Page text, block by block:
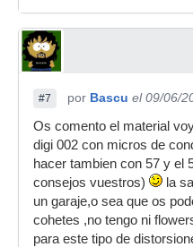
#7 por Bascu el 09/06/
Os comento el material
digi 002 con micros de
hacer tambien con 57 y el
consejos vuestros)
la
un garaje,o sea que os
cohetes ,no tengo ni
para este tipo de